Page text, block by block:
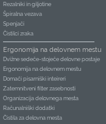
Rezalniki in giljotine
Špiralna vezava
Spenjači
Čistilci zraka
Ergonomija na delovnem mestu
Dvižne sedeče-stoječe delovne postaje
Ergonomija na delovnem mestu
Domači pisarniški inteireri
Zatemnitveni filter zasebnosti
Organizacija delovnega mesta
Računalniški dodatki
Čistila za delovna mesta